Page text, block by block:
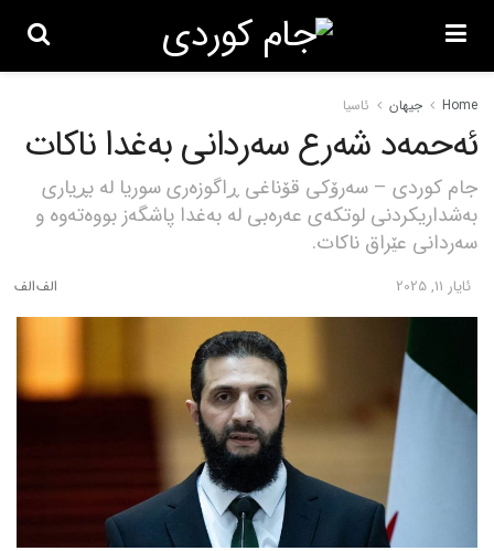
Home جیهان ئاسیا
ئەحمەد شەرع سەردانی بەغدا ناکات
جام کوردی – سەرۆکی قۆناغی ڕاگوزەری سوریا لە بڕیاری
بەشداریکردنی لوتکەی عەرەبی لە بەغدا پاشگەز بووەتەوە و
سەردانی عێراق ناکات.
ئایار 11, 2025